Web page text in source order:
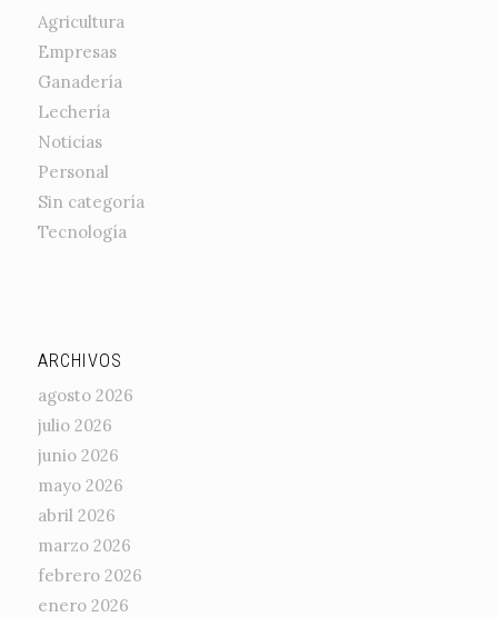
Agricultura
Empresas
Ganadería
Lechería
Noticias
Personal
Sin categoría
Tecnología
ARCHIVOS
agosto 2026
julio 2026
junio 2026
mayo 2026
abril 2026
marzo 2026
febrero 2026
enero 2026